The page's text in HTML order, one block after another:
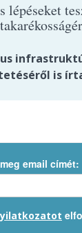
lépéseket
is
email címét: